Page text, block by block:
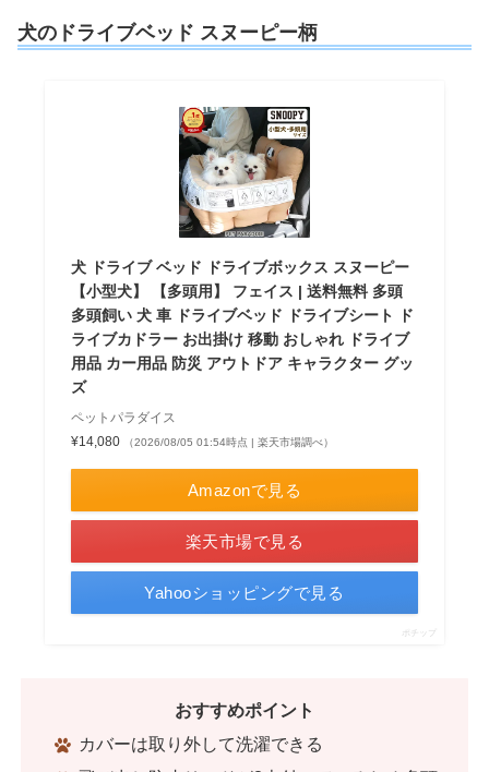
犬のドライブベッド スヌーピー柄
犬 ドライブ ベッド ドライブボックス スヌーピー
【小型犬】 【多頭用】 フェイス | 送料無料 多頭
多頭飼い 犬 車 ドライブベッド ドライブシート ド
ライブカドラー お出掛け 移動 おしゃれ ドライブ
用品 カー用品 防災 アウトドア キャラクター グッ
ズ
ペットパラダイス
¥14,080
（2026/08/05 01:54時点 | 楽天市場調べ）
Amazonで見る
楽天市場で見る
Yahooショッピングで見る
ポチップ
おすすめポイント
カバーは取り外して洗濯できる